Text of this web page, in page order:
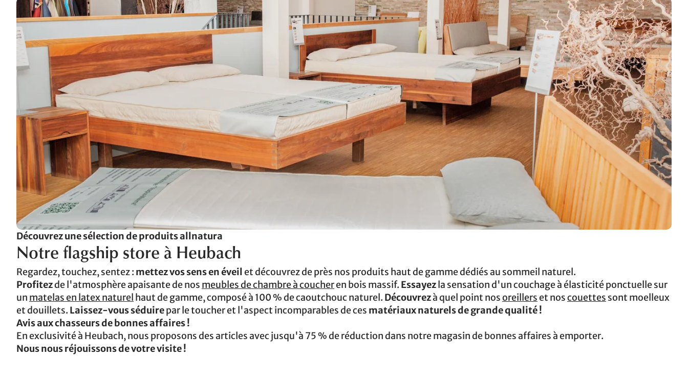
Découvrez une sélection de produits allnatura
Notre flagship store à Heubach
Regardez, touchez, sentez : mettez vos sens en éveil et découvrez de près nos produits haut de gamme dédiés au sommeil naturel.
Profitezde l'atmosphère apaisante de nos meubles de chambre à coucheren bois massif. Essayezla sensation d'un couchage à élasticité ponctuelle sur
un matelas en latex naturel haut de gamme, composé à 100 % de caoutchouc naturel. Découvrezà quel point nosoreillers et noscouettes sont moelleux
et douillets. Laissez-vous séduirepar le toucher et l'aspect incomparables de ces matériaux naturels de grande qualité !
Avis aux chasseurs de bonnes affaires !
En exclusivité à Heubach, nous proposons des articles avec jusqu'à 75 % de réduction dans notre magasin de bonnes affaires à emporter.
Nous nous réjouissons de votre visite !